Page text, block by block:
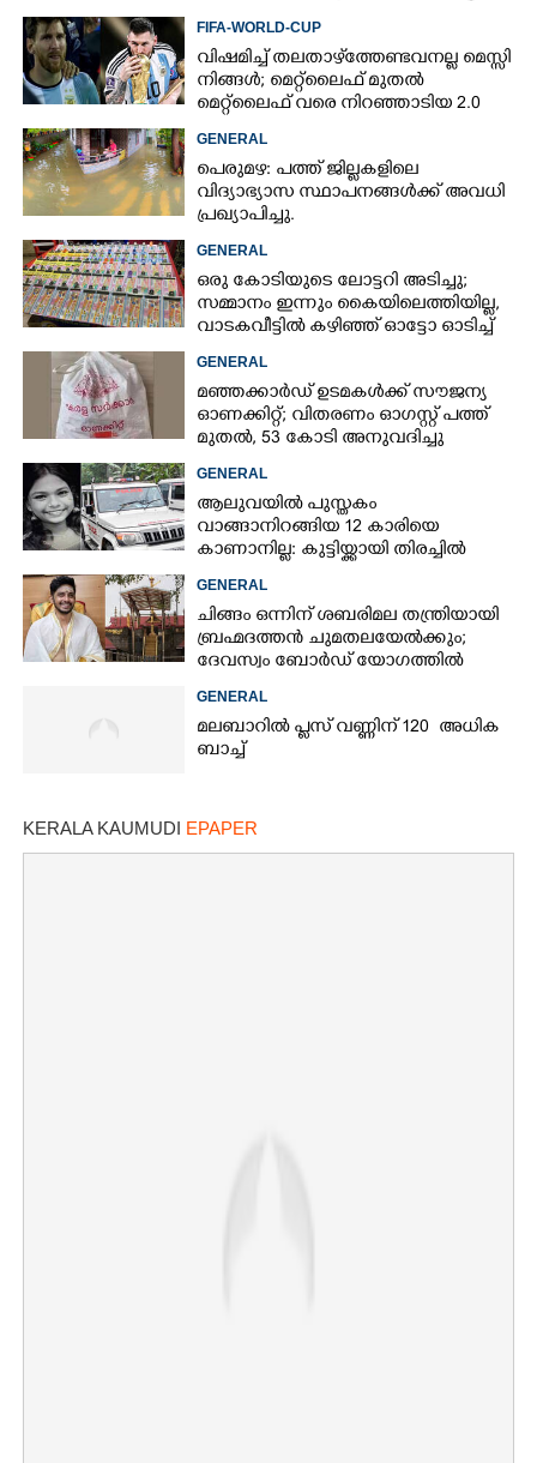
FIFA-WORLD-CUP
വിഷമിച്ച് തലതാഴ്‌ത്തേണ്ടവനല്ല മെസ്സി
നിങ്ങള്‍; മെറ്റ്‌ലൈഫ് മുതല്‍
മെറ്റ്‌ലൈഫ് വരെ നിറഞ്ഞാടിയ 2.0
GENERAL
പെരുമഴ: പത്ത് ജില്ലകളിലെ
വിദ്യാഭ്യാസ സ്ഥാപനങ്ങൾക്ക് അവധി
പ്രഖ്യാപിച്ചു.
GENERAL
ഒരു കോടിയുടെ ലോട്ടറി അടിച്ചു;
സമ്മാനം ഇന്നും കൈയിലെത്തിയില്ല,
വാടകവീട്ടിൽ കഴിഞ്ഞ് ഓട്ടോ ഓടിച്ച്
73കാരൻ
GENERAL
മഞ്ഞക്കാർഡ് ഉടമകൾക്ക് സൗജന്യ
ഓണക്കിറ്റ്; വിതരണം ഓഗസ്റ്റ് പത്ത്
മുതൽ, 53 കോടി അനുവദിച്ചു
GENERAL
ആലുവയിൽ പുസ്തകം
വാങ്ങാനിറങ്ങിയ 12 കാരിയെ
കാണാനില്ല: കുട്ടിയ്ക്കായി തിരച്ചിൽ
GENERAL
ചിങ്ങം ഒന്നിന് ശബരിമല തന്ത്രിയായി
ബ്രഹ്മദത്തൻ ചുമതലയേൽക്കും;
ദേവസ്വം ബോർഡ് യോഗത്തിൽ
തീരുമാനം
GENERAL
മലബാറിൽ പ്ലസ് വണ്ണിന് 120 അധിക
ബാച്ച്
KERALA KAUMUDI EPAPER